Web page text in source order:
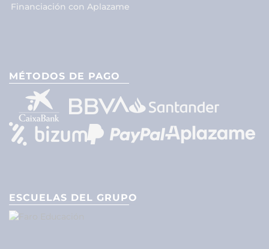
Financiación con Aplazame
MÉTODOS DE PAGO
ESCUELAS DEL GRUPO